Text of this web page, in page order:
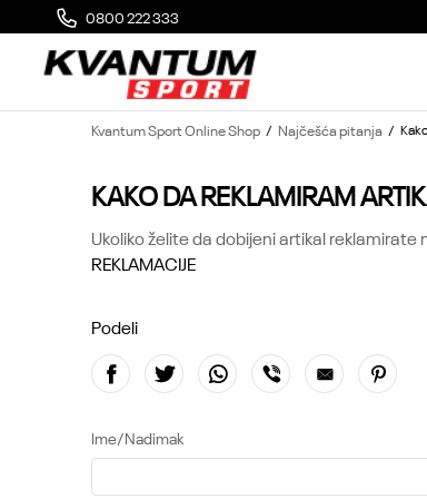
0800 222 333
MOGUĆA ZAMENA 14 DANA OD DOSTAVE
Kvantum Sport Online Shop Najčešća pitanja
KAKO DA REKLAMIRAM
Ukoliko želite da dobijeni artikal
REKLAMACIJE
Podeli
Ime/Nadimak